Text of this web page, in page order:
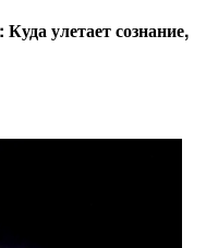
улетает сознание,